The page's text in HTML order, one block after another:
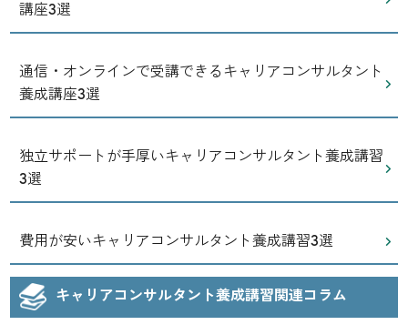
講座3選
通信・オンラインで受講できるキャリアコンサルタント
養成講座3選
独立サポートが手厚いキャリアコンサルタント養成講習
3選
費用が安いキャリアコンサルタント養成講習3選
キャリアコンサルタント養成講習関連コラム